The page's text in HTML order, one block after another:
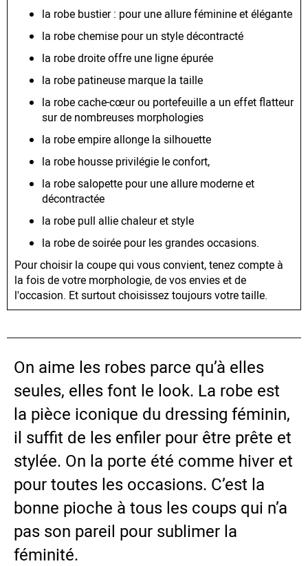
la robe bustier : pour une allure féminine et élégante
la robe chemise pour un style décontracté
la robe droite offre une ligne épurée
la robe patineuse marque la taille
la robe cache-cœur ou portefeuille a un effet flatteur
sur de nombreuses morphologies
la robe empire allonge la silhouette
la robe housse privilégie le confort,
la robe salopette pour une allure moderne et
décontractée
la robe pull allie chaleur et style
la robe de soirée pour les grandes occasions.
Pour choisir la coupe qui vous convient, tenez compte à
la fois de votre morphologie, de vos envies et de
l'occasion. Et surtout choisissez toujours votre taille.
On aime les robes parce qu’à elles
seules, elles font le look. La robe est
la pièce iconique du dressing féminin,
il suffit de les enfiler pour être prête et
stylée. On la porte été comme hiver et
pour toutes les occasions. C’est la
bonne pioche à tous les coups qui n’a
pas son pareil pour sublimer la
féminité.